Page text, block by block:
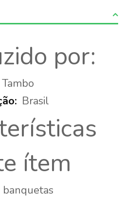
por:
Brasil
ítem
banquetas